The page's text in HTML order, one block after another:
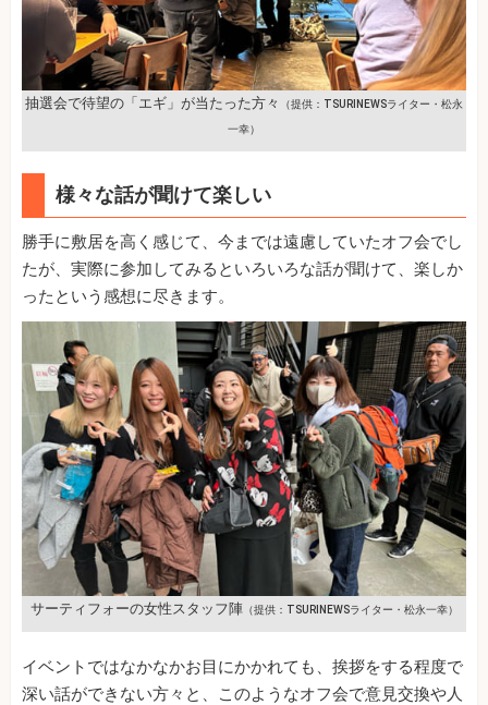
抽選会で待望の「エギ」が当たった方々 （提供：TSURINEWSライター・松永
一幸）
様々な話が聞けて楽しい
勝手に敷居を高く感じて、今までは遠慮していたオフ会でし
たが、実際に参加してみるといろいろな話が聞けて、楽しか
ったという感想に尽きます。
サーティフォーの女性スタッフ陣（提供：TSURINEWSライター・松永一幸）
イベントではなかなかお目にかかれても、挨拶をする程度で
深い話ができない方々と、このようなオフ会で意見交換や人